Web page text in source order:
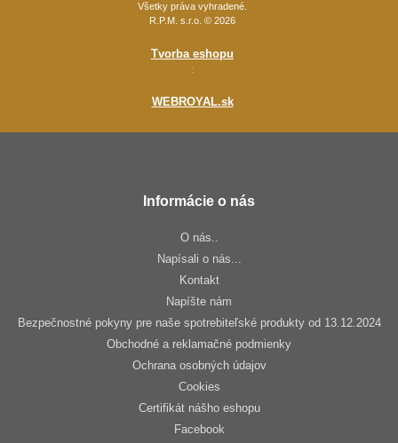
Všetky práva vyhradené.
R.P.M. s.r.o. © 2026
Tvorba eshopu
:
WEBROYAL.sk
Informácie o nás
O nás..
Napísali o nás...
Kontakt
Napíšte nám
Bezpečnostné pokyny pre naše spotrebiteľské produkty od 13.12.2024
Obchodné a reklamačné podmienky
Ochrana osobných údajov
Cookies
Certifikát nášho eshopu
Facebook